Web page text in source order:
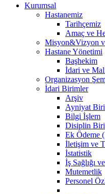
Kurumsal
Hastanemiz
Tarihçemiz
Amaç ve
Misyon&Vizyon
Hastane Yönetimi
Başhekim
İdari ve
Organizasyon
İdari Birimler
Arşiv
Ayniyat
Bilgi İşlem
Disiplin
Ek Ödeme
İletişim ve
İstatistik
İş Sağlığı
Mutemetlik
Personel